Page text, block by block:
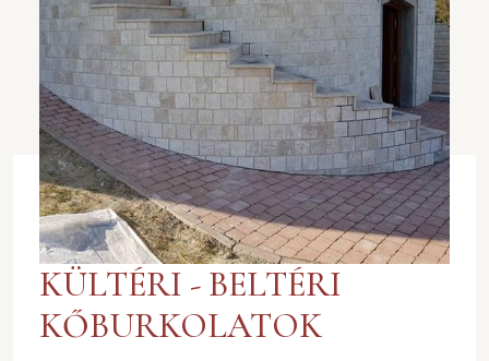
KÜLTÉRI - BELTÉRI
KŐBURKOLATOK